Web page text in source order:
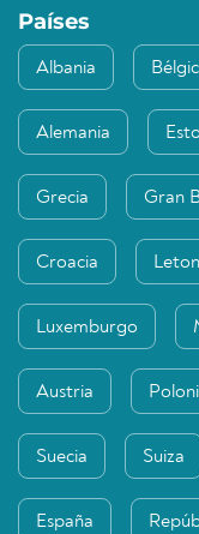
Países
Albania
Alemania
Grecia Gran
Croacia
Luxemburgo
Austria
Suecia Suiza
España